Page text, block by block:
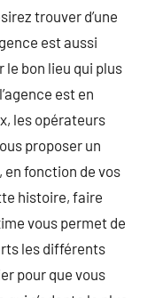
trouver d’une
est aussi
le bon lieu qui plus
est en
les opérateurs
proposer un
en fonction de vos
histoire, faire
vous permet de
les différents
pour que vous